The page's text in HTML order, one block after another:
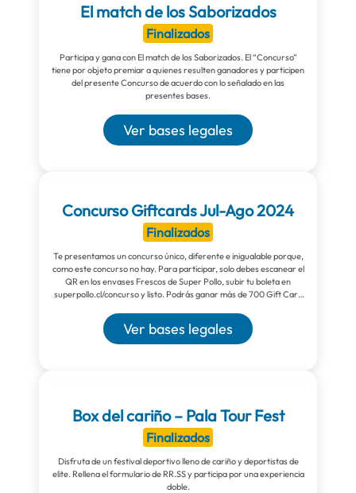
El match de los Saborizados
Finalizados
Participa y gana con El match de los Saborizados. El “Concurso”
tiene por objeto premiar a quienes resulten ganadores y participen
del presente Concurso de acuerdo con lo señalado en las
presentes bases.
Ver bases legales
Concurso Giftcards Jul-Ago 2024
Finalizados
Te presentamos un concurso único, diferente e inigualable porque,
como este concurso no hay. Para participar, solo debes escanear el
QR en los envases Frescos de Super Pollo, subir tu boleta en
superpollo.cl/concurso y listo. Podrás ganar más de 700 Gift Card
cualquier duda, revisa aquí las bases legales del concurso o
envíanos un mensaje privado.
Ver bases legales
Box del cariño – Pala Tour Fest
Finalizados
Disfruta de un festival deportivo lleno de cariño y deportistas de
elite. Rellena el formulario de RR.SS y participa por una experiencia
doble.